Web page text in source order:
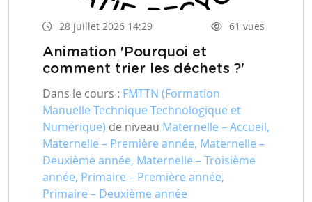
28 juillet 2026 14:29 61 vues
Animation 'Pourquoi et
comment trier les déchets ?'
Dans le cours : FMTTN (Formation
Manuelle Technique Technologique et
Numérique) de niveau Maternelle – Accueil,
Maternelle – Première année, Maternelle –
Deuxième année, Maternelle – Troisième
année, Primaire – Première année,
Primaire – Deuxième année